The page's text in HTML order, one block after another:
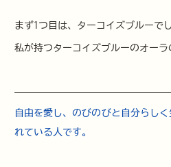
まず1つ目は、ターコイズブルーで
私が持つターコイズブルーのオー
自由を愛し、のびのびと自分らし
れている人です。